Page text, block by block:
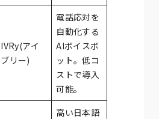
IVRy(アイ
ブリー)
電話応対を
自動化する
AIボイスボ
ット。低コ
ストで導入
可能。
高い日本語